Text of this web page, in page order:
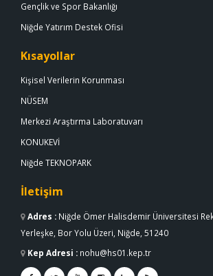
Gençlik ve Spor Bakanlığı
Niğde Yatırım Destek Ofisi
Kısayollar
Kişisel Verilerin Korunması
NÜSEM
Merkezi Araştırma Laboratuvarı
KONUKEVİ
Niğde TEKNOPARK
İletişim
Adres : Niğde Ömer Halisdemir Üniversitesi
Yerleşke, Bor Yolu Üzeri, Niğde, 51240
Kep Adresi : nohu@hs01.kep.tr